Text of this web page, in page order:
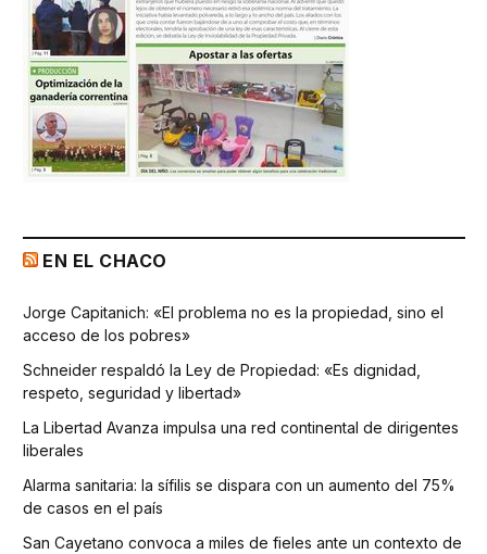
EN EL CHACO
Jorge Capitanich: «El problema no es la propiedad, sino el
acceso de los pobres»
Schneider respaldó la Ley de Propiedad: «Es dignidad,
respeto, seguridad y libertad»
La Libertad Avanza impulsa una red continental de dirigentes
liberales
Alarma sanitaria: la sífilis se dispara con un aumento del 75%
de casos en el país
San Cayetano convoca a miles de fieles ante un contexto de